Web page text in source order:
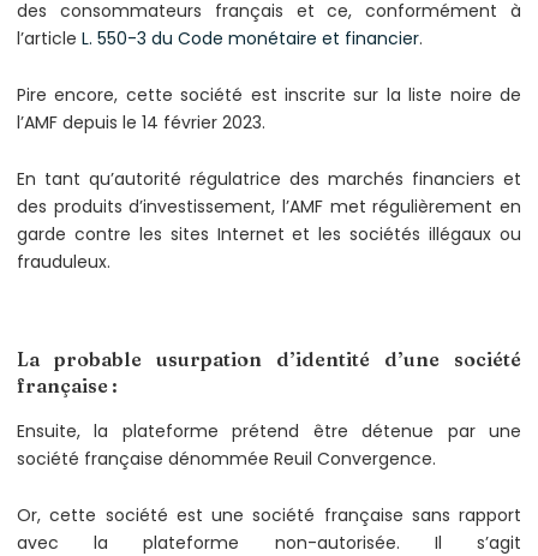
des consommateurs français et ce, conformément à
l’article L. 550-3 du Code monétaire et financier.
Pire encore, cette société est inscrite sur la liste noire de
l’AMF depuis le 14 février 2023.
En tant qu’autorité régulatrice des marchés financiers et
des produits d’investissement, l’AMF met régulièrement en
garde contre les sites Internet et les sociétés illégaux ou
frauduleux.
La probable usurpation d’identité d’une société
française :
Ensuite, la plateforme prétend être détenue par une
société française dénommée Reuil Convergence.
Or, cette société est une société française sans rapport
avec la plateforme non-autorisée. Il s’agit